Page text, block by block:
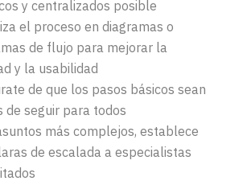
y centralizados posible
el proceso en diagramas o
de flujo para mejorar la
y la usabilidad
de que los pasos básicos sean
de seguir para todos
más complejos, establece
de escalada a especialistas